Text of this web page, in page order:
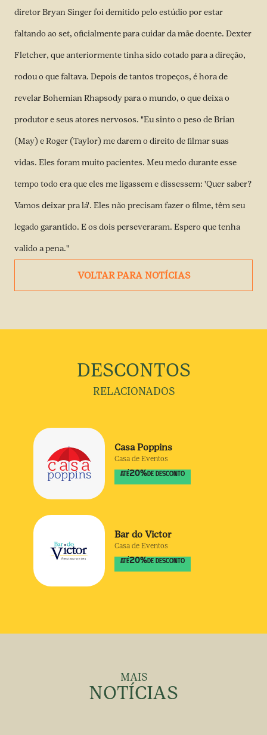
diretor Bryan Singer foi demitido pelo estúdio por estar
faltando ao set, oficialmente para cuidar da mãe doente. Dexter
Fletcher, que anteriormente tinha sido cotado para a direção,
rodou o que faltava. Depois de tantos tropeços, é hora de
revelar Bohemian Rhapsody para o mundo, o que deixa o
produtor e seus atores nervosos. "Eu sinto o peso de Brian
(May) e Roger (Taylor) me darem o direito de filmar suas
vidas. Eles foram muito pacientes. Meu medo durante esse
tempo todo era que eles me ligassem e dissessem: 'Quer saber?
Vamos deixar pra lá'. Eles não precisam fazer o filme, têm seu
legado garantido. E os dois perseveraram. Espero que tenha
valido a pena."
VOLTAR PARA NOTÍCIAS
DESCONTOS
RELACIONADOS
Casa Poppins
Casa de Eventos
ATÉ20% DE DESCONTO
Bar do Victor
Casa de Eventos
ATÉ20% DE DESCONTO
MAIS
NOTÍCIAS